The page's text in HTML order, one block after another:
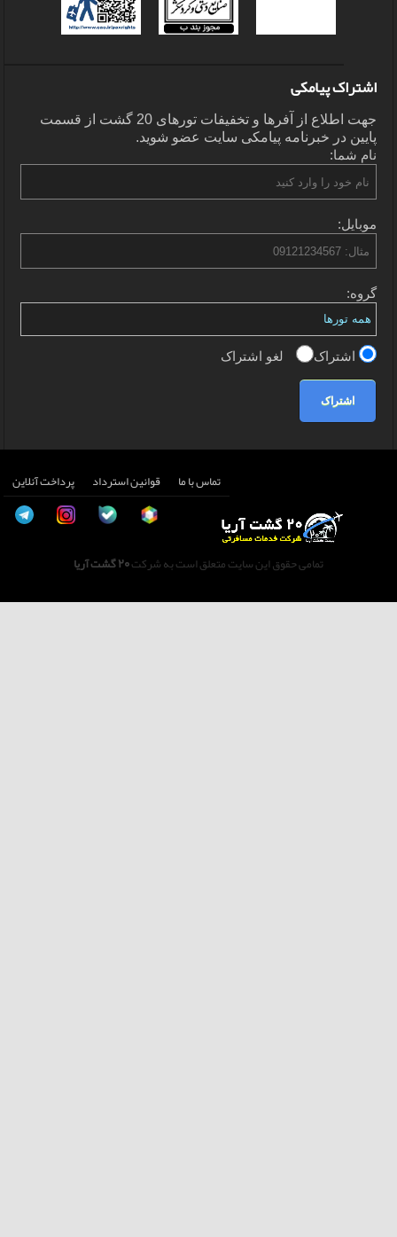
اشتراک پیامکی
جهت اطلاع از آفرها و تخفیفات تورهای 20 گشت از قسمت
پایین در خبرنامه پیامکی سایت عضو شوید.
نام شما:
موبایل:
گروه:
اشتراک لغو اشتراک
اشتراک
تماس با ما قوانین استرداد پرداخت آنلاین
تمامی حقوق این سایت متعلق است به شرکت20 گشت آریا